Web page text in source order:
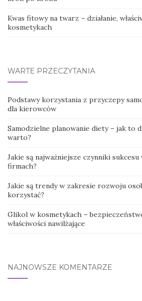
Kwas fitowy na twarz – działanie,
kosmetykach
WARTE PRZECZYTANIA
Podstawy korzystania z przyczepy
dla kierowców
Samodzielne planowanie diety – jak to
warto?
Jakie są najważniejsze czynniki
firmach?
Jakie są trendy w zakresie rozwoju
korzystać?
Glikol w kosmetykach –
właściwości nawilżające
NAJNOWSZE KOMENTARZE